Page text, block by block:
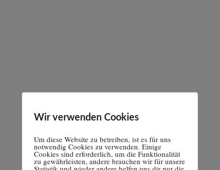
Wir verwenden Cookies
Um diese Website zu betreiben, ist es für uns
notwendig Cookies zu verwenden. Einige
Cookies sind erforderlich, um die Funktionalität
zu gewährleisten, andere brauchen wir für unsere
Statistik und wieder andere helfen uns dir nur die